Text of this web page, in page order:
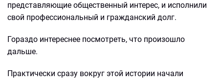
представляющие общественный интерес, и исполнили
свой профессиональный и гражданский долг.
Гораздо интереснее посмотреть, что произошло
дальше.
Практически сразу вокруг этой истории начали